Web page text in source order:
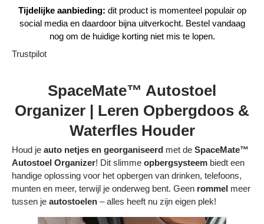
Volg je bestelling
Blogs
Contact
Over ons
Privacy policy
Alle categorieën
Bestelling volgen
Vacatures bij Middo
Tijdelijke aanbieding: dit product is momenteel populair op
social media en daardoor bijna uitverkocht. Bestel vandaag
nog om de huidige korting niet mis te lopen.
Trustpilot
SpaceMate™ Autostoel
Organizer | Leren Opbergdoos &
Waterfles Houder
Houd je auto netjes en georganiseerd met de SpaceMate™
Autostoel Organizer! Dit slimme opbergsysteem biedt een
handige oplossing voor het opbergen van drinken, telefoons,
munten en meer, terwijl je onderweg bent. Geen rommel meer
tussen je autostoelen – alles heeft nu zijn eigen plek!